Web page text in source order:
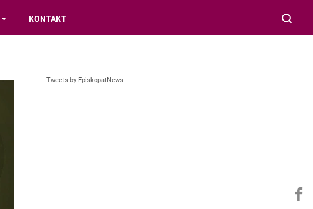
KONTAKT
Tweets by EpiskopatNews